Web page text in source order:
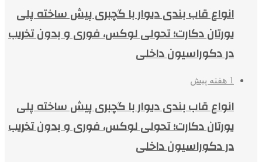
انواع قاب بندی دیوار با گچبری پیش ساخته پلی
یورتان دکارت؛ تحولی لوکس، فوری و بدون تخریب
در دکوراسیون داخلی
1 هفته پیش
انواع قاب بندی دیوار با گچبری پیش ساخته پلی
یورتان دکارت؛ تحولی لوکس، فوری و بدون تخریب
در دکوراسیون داخلی